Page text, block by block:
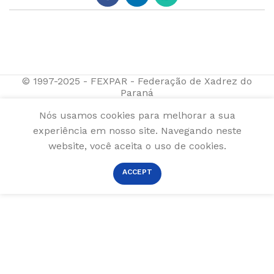
© 1997-2025 - FEXPAR - Federação de Xadrez do
Paraná
Nós usamos cookies para melhorar a sua
experiência em nosso site. Navegando neste
website, você aceita o uso de cookies.
ACCEPT